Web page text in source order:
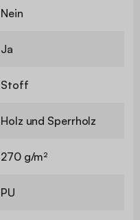
Nein
Ja
Stoff
Holz und Sperrholz
270 g/m²
PU